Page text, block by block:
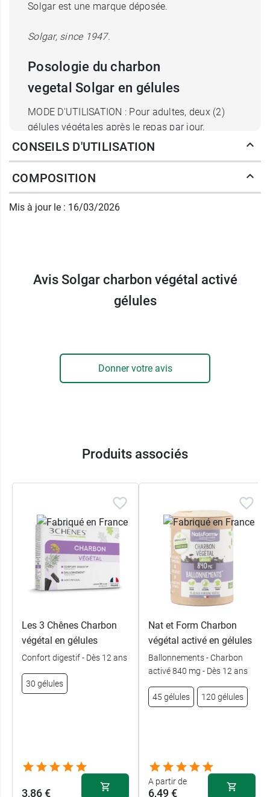
Solgar est une marque déposée.
Solgar, since 1947.
Posologie du charbon
vegetal Solgar en gélules
MODE D'UTILISATION : Pour adultes, deux (2)
gélules végétales après le repas par jour.
Respecter le mode d'utilisation.
bromélaïne.
Poids net :40,6 g.
77772 Marne la Vallée Cedex 4
CONSEILS D'UTILISATION
COMPOSITION
Mis à jour le : 16/03/2026
Avis Solgar charbon végétal activé
gélules
Donner votre avis
Produits associés
Les 3 Chênes Charbon
végétal en gélules
Confort digestif - Dès 12 ans
30 gélules
3,86 €
Nat et Form Charbon
végétal activé en gélules
Ballonnements - Charbon
activé 840 mg - Dès 12 ans
45 gélules 120 gélules
A partir de
6,49 €